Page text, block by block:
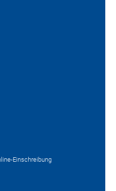
Einschreibung